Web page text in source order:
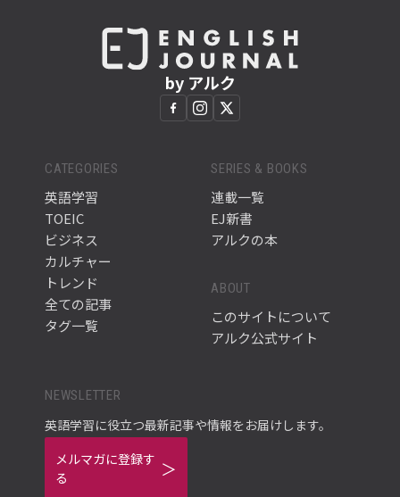
by アルク
CATEGORIES
英語学習
TOEIC
ビジネス
カルチャー
トレンド
全ての記事
タグ一覧
SERIES & BOOKS
連載一覧
EJ新書
アルクの本
ABOUT
このサイトについて
アルク公式サイト
NEWSLETTER
英語学習に役立つ最新記事や情報をお届けします。
メルマガに登録す
る